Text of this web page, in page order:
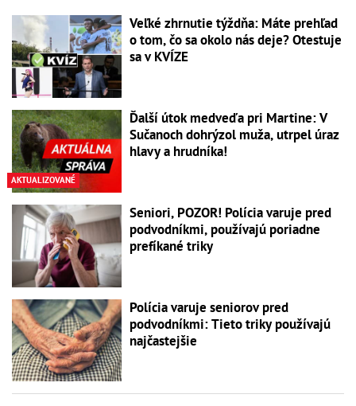
Veľké zhrnutie týždňa: Máte prehľad
o tom, čo sa okolo nás deje? Otestuje
sa v KVÍZE
AKTUALIZOVANÉ
Ďalší útok medveďa pri Martine: V
Sučanoch dohrýzol muža, utrpel úraz
hlavy a hrudníka!
Seniori, POZOR! Polícia varuje pred
podvodníkmi, používajú poriadne
prefíkané triky
Polícia varuje seniorov pred
podvodníkmi: Tieto triky používajú
najčastejšie